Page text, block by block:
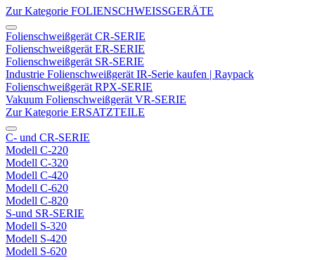
Zur Kategorie FOLIENSCHWEISSGERÄTE
Folienschweißgerät CR-SERIE
Folienschweißgerät ER-SERIE
Folienschweißgerät SR-SERIE
Industrie Folienschweißgerät IR-Serie kaufen | Raypack
Folienschweißgerät RPX-SERIE
Vakuum Folienschweißgerät VR-SERIE
Zur Kategorie ERSATZTEILE
C- und CR-SERIE
Modell C-220
Modell C-320
Modell C-420
Modell C-620
Modell C-820
S-und SR-SERIE
Modell S-320
Modell S-420
Modell S-620